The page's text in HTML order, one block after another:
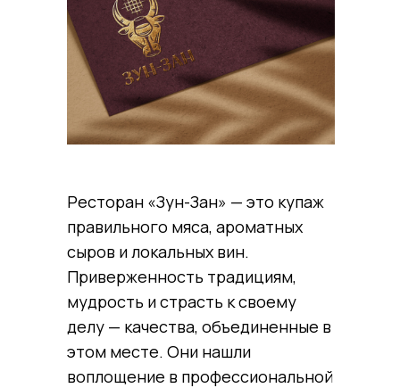
Ресторан «Зун-Зан» — это купаж
правильного мяса, ароматных
сыров и локальных вин.
Приверженность традициям,
мудрость и страсть к своему
делу — качества, объединенные в
этом месте. Они нашли
воплощение в профессиональной